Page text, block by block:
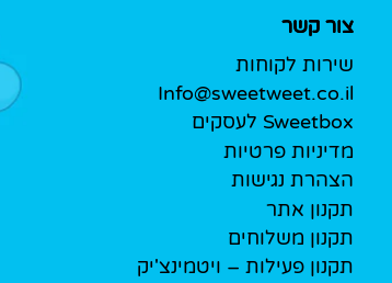
צור קשר
שירות לקוחות
Info@sweetweet.co.il
Sweetbox לעסקים
מדיניות פרטיות
הצהרת נגישות
תקנון אתר
תקנון משלוחים
תקנון פעילות – ויטמינצ'יק